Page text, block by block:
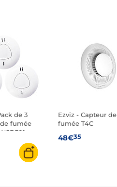
de 3
fumée
avec les
AM301,
et
Ezviz - Capteur de
fumée T4C
48€35